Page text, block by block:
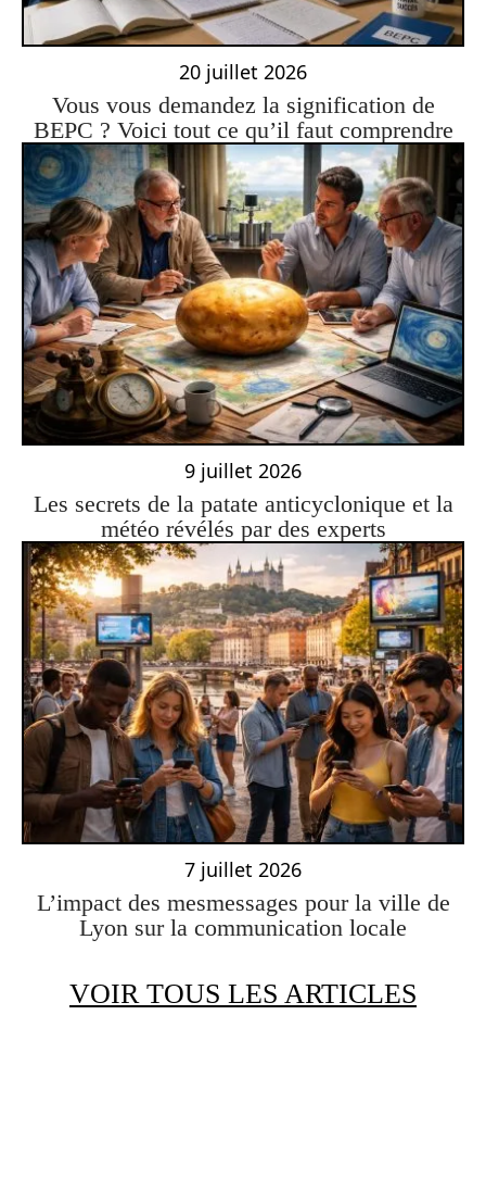
20 juillet 2026
Vous vous demandez la signification de
BEPC ? Voici tout ce qu’il faut comprendre
9 juillet 2026
Les secrets de la patate anticyclonique et la
météo révélés par des experts
7 juillet 2026
L’impact des mesmessages pour la ville de
Lyon sur la communication locale
VOIR TOUS LES ARTICLES